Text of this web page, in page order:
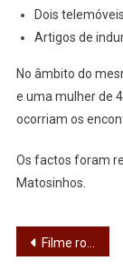
Dois
Artigos de
No âmbito do
e uma mulher de
ocorriam os
Os factos foram
Matosinhos.
Filme rodado na ‘Rio Vizela’ disponível na HBO Portugal